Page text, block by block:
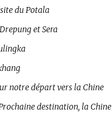
du Potala
et Sera
notre départ vers la Chine
destination, la Chine